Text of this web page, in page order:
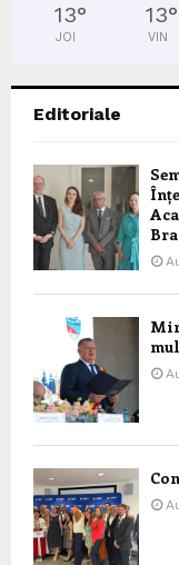
13°
JOI
13°
VIN
Editoriale